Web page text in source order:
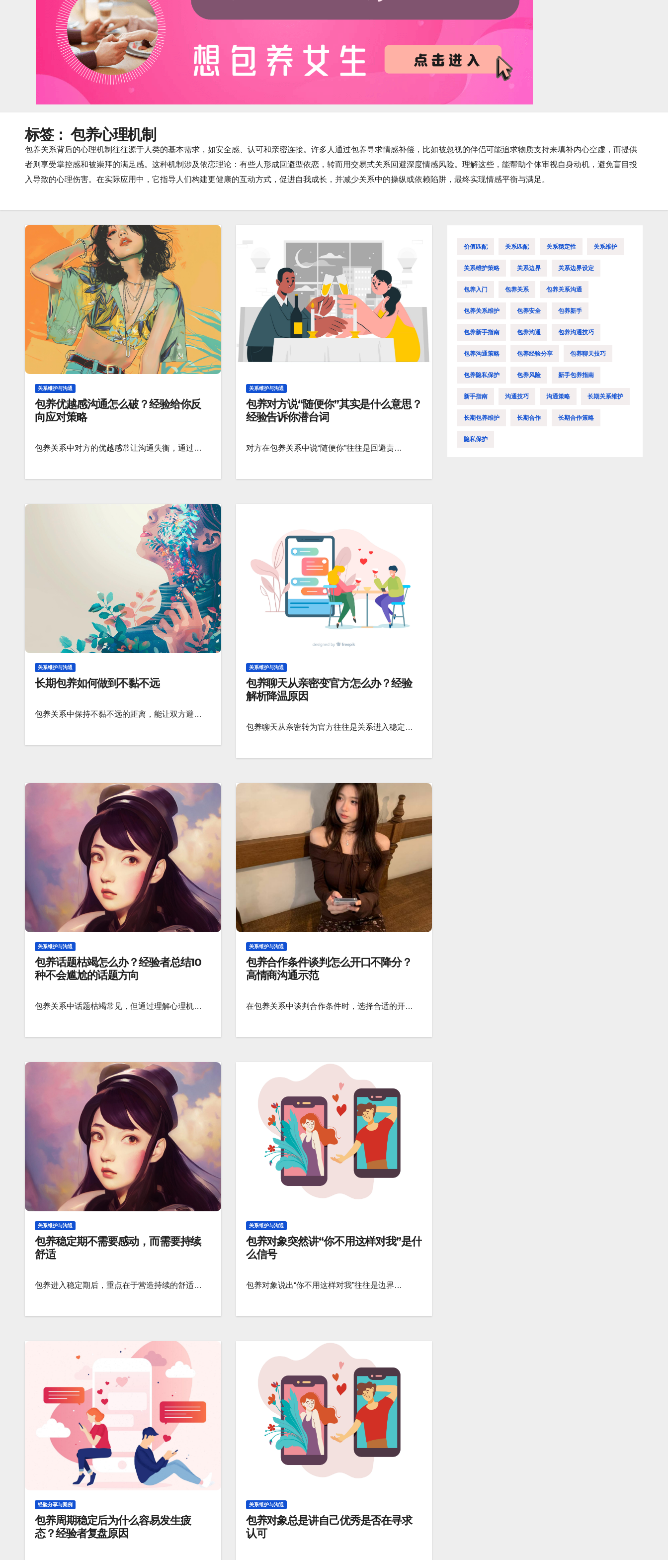
标签： 包养心理机制
包养关系背后的心理机制往往源于人类的基本需求，如安全感、认可和亲密连接。许多人通过包养寻求情感补偿，比如被忽视的伴侣可能追求物质支持来填补内心空虚，而提供
者则享受掌控感和被崇拜的满足感。这种机制涉及依恋理论：有些人形成回避型依恋，转而用交易式关系回避深度情感风险。理解这些，能帮助个体审视自身动机，避免盲目投
入导致的心理伤害。在实际应用中，它指导人们构建更健康的互动方式，促进自我成长，并减少关系中的操纵或依赖陷阱，最终实现情感平衡与满足。
关系维护与沟通
包养优越感沟通怎么破？经验给你反
向应对策略
包养关系中对方的优越感常让沟通失衡，通过…
关系维护与沟通
包养对方说“随便你”其实是什么意思？
经验告诉你潜台词
对方在包养关系中说“随便你”往往是回避责…
关系维护与沟通
长期包养如何做到不黏不远
包养关系中保持不黏不远的距离，能让双方避…
关系维护与沟通
包养聊天从亲密变官方怎么办？经验
解析降温原因
包养聊天从亲密转为官方往往是关系进入稳定…
关系维护与沟通
包养话题枯竭怎么办？经验者总结10
种不会尴尬的话题方向
包养关系中话题枯竭常见，但通过理解心理机…
关系维护与沟通
包养合作条件谈判怎么开口不降分？
高情商沟通示范
在包养关系中谈判合作条件时，选择合适的开…
关系维护与沟通
包养稳定期不需要感动，而需要持续
舒适
包养进入稳定期后，重点在于营造持续的舒适…
关系维护与沟通
包养对象突然讲“你不用这样对我”是什
么信号
包养对象说出“你不用这样对我”往往是边界…
经验分享与案例
包养周期稳定后为什么容易发生疲
态？经验者复盘原因
关系维护与沟通
包养对象总是讲自己优秀是否在寻求
认可
价值匹配 关系匹配 关系稳定性 关系维护
关系维护策略 关系边界 关系边界设定
包养入门 包养关系 包养关系沟通
包养关系维护 包养安全 包养新手
包养新手指南 包养沟通 包养沟通技巧
包养沟通策略 包养经验分享 包养聊天技巧
包养隐私保护 包养风险 新手包养指南
新手指南 沟通技巧 沟通策略 长期关系维护
长期包养维护 长期合作 长期合作策略
隐私保护